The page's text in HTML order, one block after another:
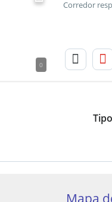
0
Mapa